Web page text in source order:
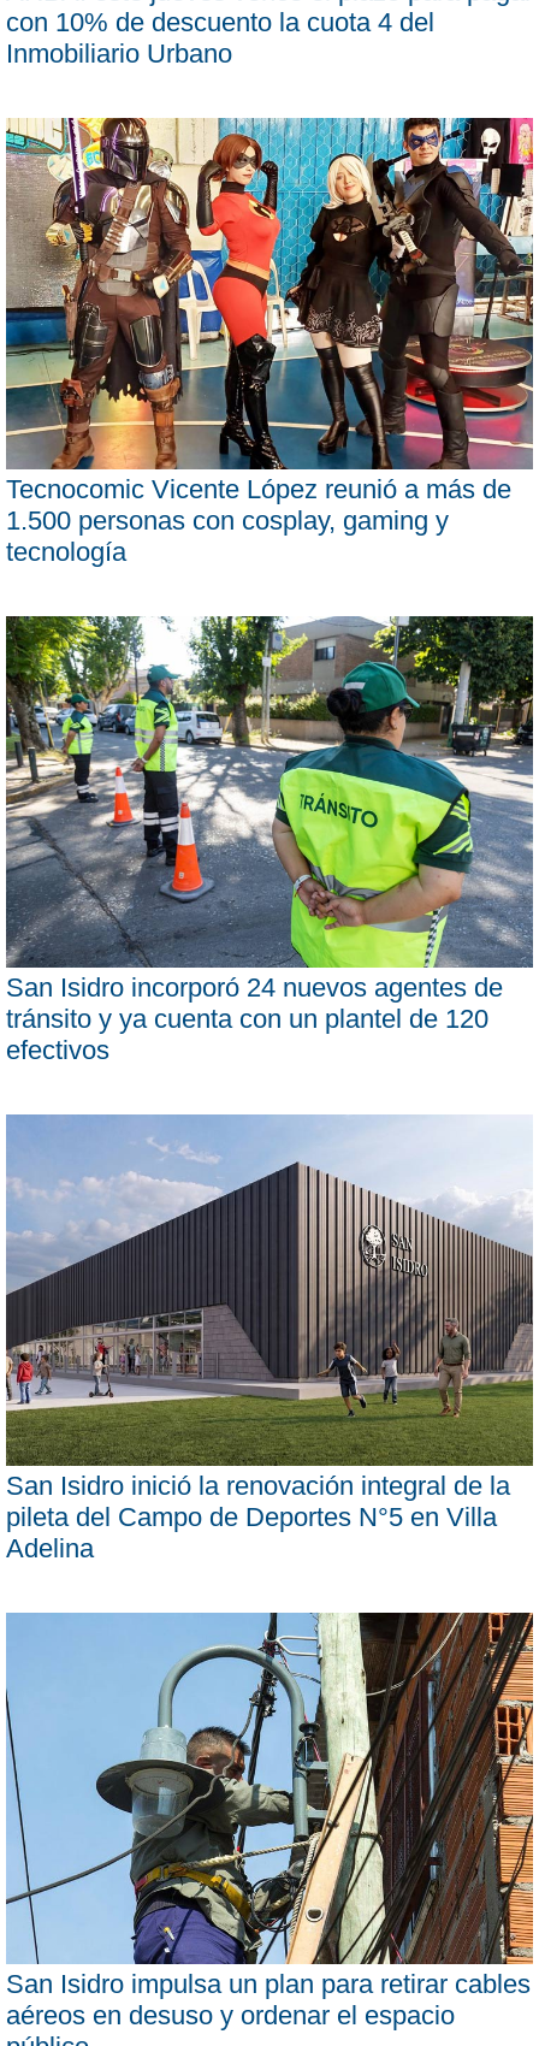
con 10% de descuento la cuota 4 del
Inmobiliario Urbano
Tecnocomic Vicente López reunió a más de
1.500 personas con cosplay, gaming y
tecnología
San Isidro incorporó 24 nuevos agentes de
tránsito y ya cuenta con un plantel de 120
efectivos
San Isidro inició la renovación integral de la
pileta del Campo de Deportes N°5 en Villa
Adelina
San Isidro impulsa un plan para retirar cables
aéreos en desuso y ordenar el espacio